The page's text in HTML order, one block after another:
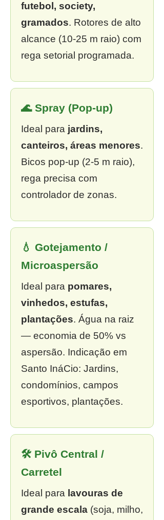
futebol, society,
gramados. Rotores de alto
alcance (10-25 m raio) com
rega setorial programada.
🌊 Spray (Pop-up)
Ideal para jardins,
canteiros, áreas menores.
Bicos pop-up (2-5 m raio),
rega precisa com
controlador de zonas.
💧 Gotejamento /
Microaspersão
Ideal para pomares,
vinhedos, estufas,
plantações. Água na raiz
— economia de 50% vs
aspersão. Indicação em
Santo InáCio: Jardins,
condomínios, campos
esportivos, plantações.
🛠 Pivô Central /
Carretel
Ideal para lavouras de
grande escala (soja, milho,